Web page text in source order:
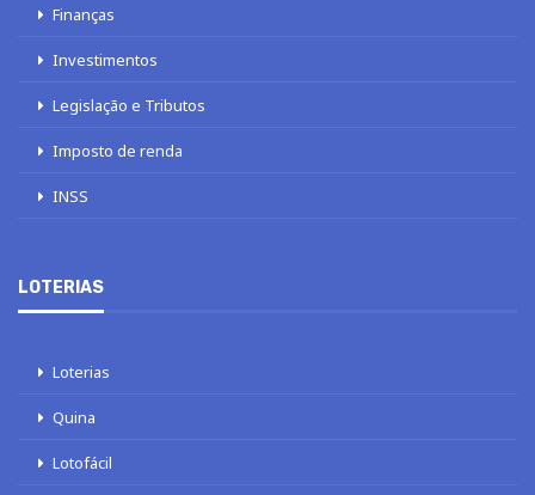
Finanças
Investimentos
Legislação e Tributos
Imposto de renda
INSS
LOTERIAS
Loterias
Quina
Lotofácil